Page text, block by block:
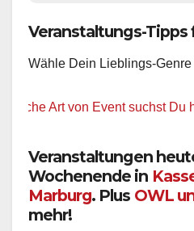
Veranstaltungs-Tipps
Wähle Dein Lieblings-Genre
von Event suchst Du heute?
Veranstaltungen
Wochenende in
Marburg. Plus OWL
mehr!